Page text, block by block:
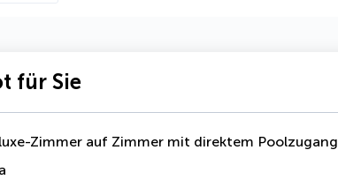
für Sie
Zimmer auf Zimmer mit direktem Poolzugang